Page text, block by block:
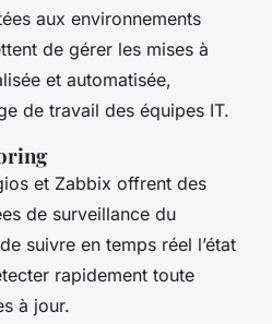
aux environnements
de gérer les mises à
et automatisée,
de travail des équipes IT.
et Zabbix offrent des
de surveillance du
suivre en temps réel l’état
rapidement toute
à jour.